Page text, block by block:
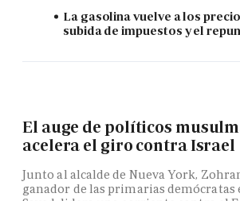
La gasolina vuelve a los
subida de impuestos y el
El auge de políticos
acelera el giro contra Israel
Junto al alcalde de Nueva York,
ganador de las primarias